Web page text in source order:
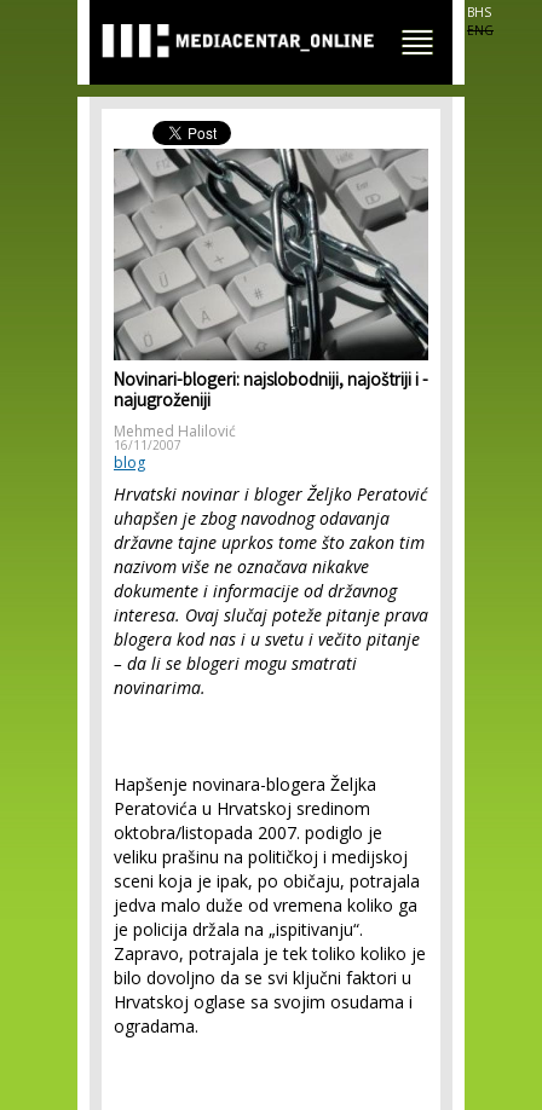
main
content
BHS
ENG
Novinari-blogeri: najslobodniji, najoštriji i -
najugroženiji
Mehmed Halilović
16/11/2007
blog
Hrvatski novinar i bloger Željko Peratović
uhapšen je zbog navodnog odavanja
državne tajne uprkos tome što zakon tim
nazivom više ne označava nikakve
dokumente i informacije od državnog
interesa. Ovaj slučaj poteže pitanje prava
blogera kod nas i u svetu i večito pitanje
– da li se blogeri mogu smatrati
novinarima.
Hapšenje novinara-blogera Željka
Peratovića u Hrvatskoj sredinom
oktobra/listopada 2007. podiglo je
veliku prašinu na političkoj i medijskoj
sceni koja je ipak, po običaju, potrajala
jedva malo duže od vremena koliko ga
je policija držala na „ispitivanju“.
Zapravo, potrajala je tek toliko koliko je
bilo dovoljno da se svi ključni faktori u
Hrvatskoj oglase sa svojim osudama i
ogradama.